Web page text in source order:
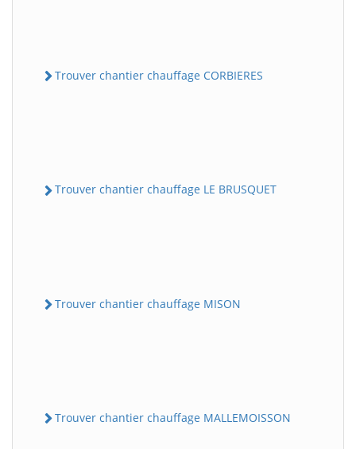
Trouver chantier chauffage CORBIERES
Trouver chantier chauffage LE BRUSQUET
Trouver chantier chauffage MISON
Trouver chantier chauffage MALLEMOISSON